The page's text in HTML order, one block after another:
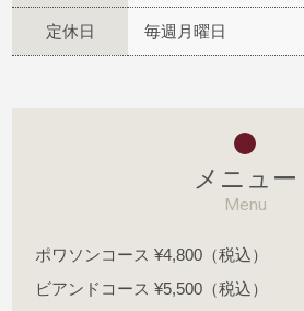
定休日 毎週月曜日
メニュー
Menu
ポワソンコース ¥4,800（税込）
ビアンドコース ¥5,500（税込）